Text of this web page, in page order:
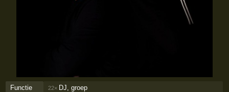
Functie 22× DJ, groep